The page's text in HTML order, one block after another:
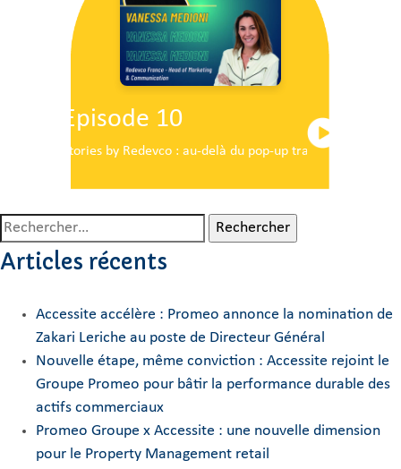
Episode 10
Stories by Redevco : au-delà du pop-up traditionnel
Rechercher :
Articles récents
Accessite accélère : Promeo annonce la nomination de
Zakari Leriche au poste de Directeur Général
Nouvelle étape, même conviction : Accessite rejoint le
Groupe Promeo pour bâtir la performance durable des
actifs commerciaux
Promeo Groupe x Accessite : une nouvelle dimension
pour le Property Management retail